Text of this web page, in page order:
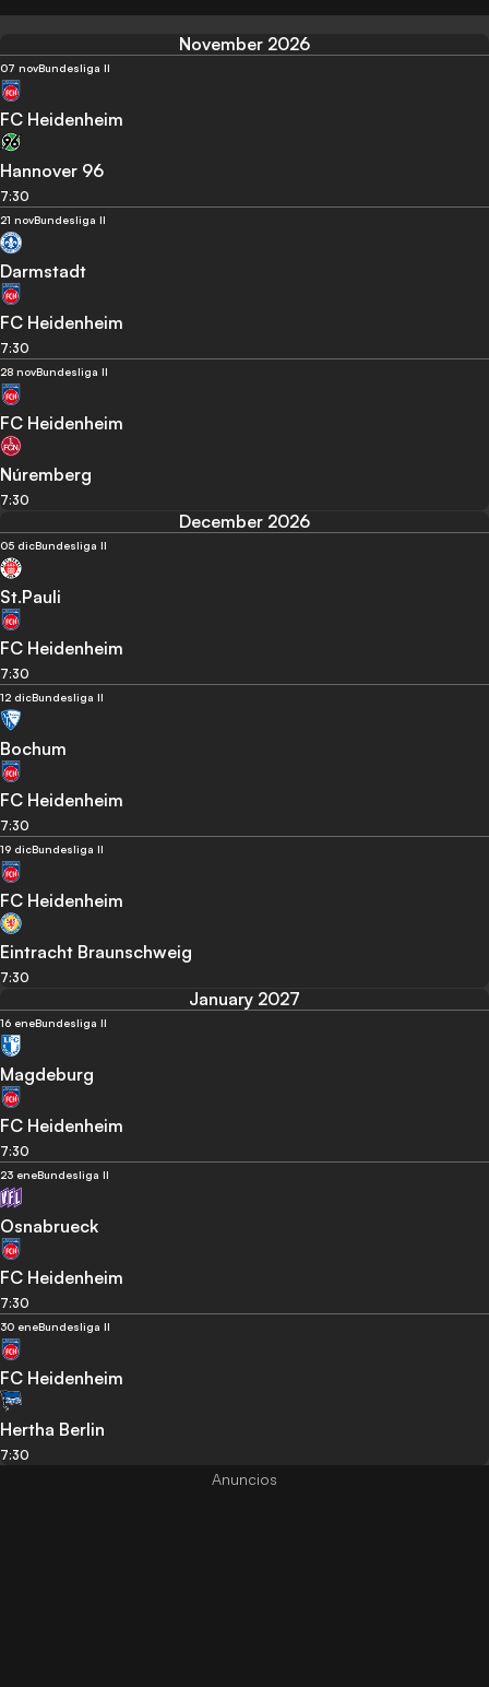
November 2026
07 novBundesliga II
FC Heidenheim
Hannover 96
7:30
21 novBundesliga II
Darmstadt
FC Heidenheim
7:30
28 novBundesliga II
FC Heidenheim
Núremberg
7:30
December 2026
05 dicBundesliga II
St.Pauli
FC Heidenheim
7:30
12 dicBundesliga II
Bochum
FC Heidenheim
7:30
19 dicBundesliga II
FC Heidenheim
Eintracht Braunschweig
7:30
January 2027
16 eneBundesliga II
Magdeburg
FC Heidenheim
7:30
23 eneBundesliga II
Osnabrueck
FC Heidenheim
7:30
30 eneBundesliga II
FC Heidenheim
Hertha Berlin
7:30